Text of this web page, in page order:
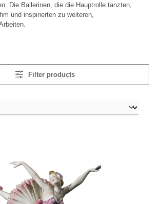
Die Ballerinen, die die Hauptrolle tanzten,
und inspirierten zu weiteren,
Filter products